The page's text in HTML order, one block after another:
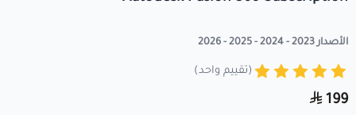
الأصدار 2023 - 2024 - 2025 - 2026
(تقييم واحد)
199